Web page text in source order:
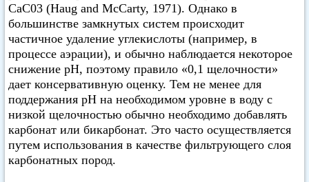
CaC03 (Haug and McCarty, 1971). Однако в
большинстве замкнутых систем происходит
частичное удаление углекислоты (например, в
процессе аэрации), и обычно наблюдается некоторое
снижение pH, поэтому правило «0,1 щелочности»
дает консервативную оценку. Тем не менее для
поддержания pH на необходимом уровне в воду с
низкой щелочностью обычно необходимо добавлять
карбонат или бикарбонат. Это часто осуществляется
путем использования в качестве фильтрующего слоя
карбонатных пород.